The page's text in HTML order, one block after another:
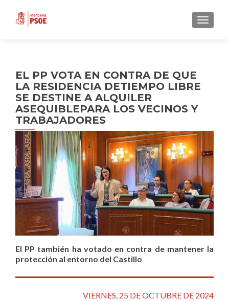
EL PP VOTA EN CONTRA DE QUE
LA RESIDENCIA DETIEMPO LIBRE
SE DESTINE A ALQUILER
ASEQUIBLEPARA LOS VECINOS Y
TRABAJADORES
El PP también ha votado en contra de mantener la
protección al entorno del Castillo
VIERNES, 25 DE OCTUBRE DE 2024